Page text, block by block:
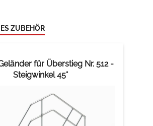
ZUBEHÖR
für Überstieg Nr. 512 -
Steigwinkel 45°